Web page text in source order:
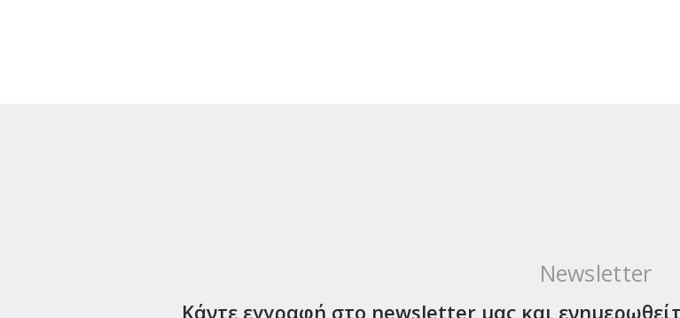
Newsletter
Κάντε εγγραφή στο newsletter μας και